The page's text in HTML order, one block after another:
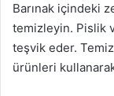
Barınak içindeki
temizleyin. Pislik
teşvik eder.
ürünleri